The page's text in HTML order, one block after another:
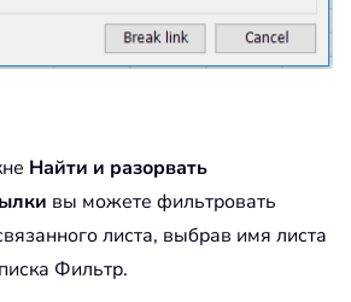
Найти и разорвать
вы можете фильтровать
листа, выбрав имя листа
Фильтр.